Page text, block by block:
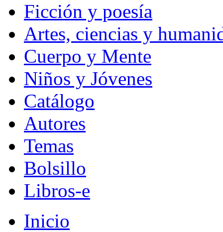
Ficción y poesía
Artes, ciencias y
Cuerpo y Mente
Niños y Jóvenes
Catálogo
Autores
Temas
Bolsillo
Libros-e
Inicio